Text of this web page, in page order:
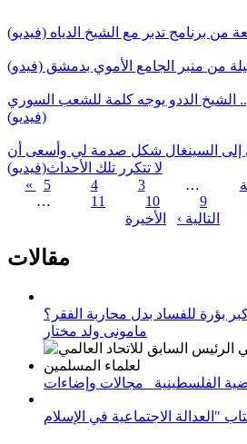
من برنامج تدبر مع الشيخ الدياه (فيديو)
من منبر الجامع الأموي بدمشق (فيدو)
الددو يوجه كلمة للشعب السوري
(فيديو)
إلى السينغال شكل صدمة لي وأسعى أن
لا تتكرر تلك الأحداث(فيديو)
الصفحات
…
3
4
5
9
10
11
…
التالية ›
مقالات
بؤرة للفساد بدل محاربة الفقر؟
مامونى ولد مختار
الفلسطينية_ مجالات وإضاءات